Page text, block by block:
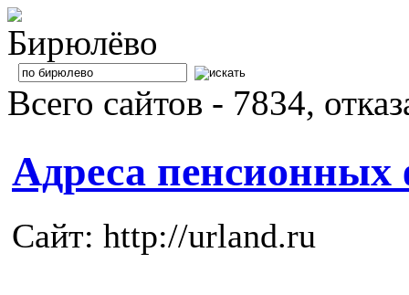
Всего сайтов - 7834,
Адреса
Сайт: http://urland.ru